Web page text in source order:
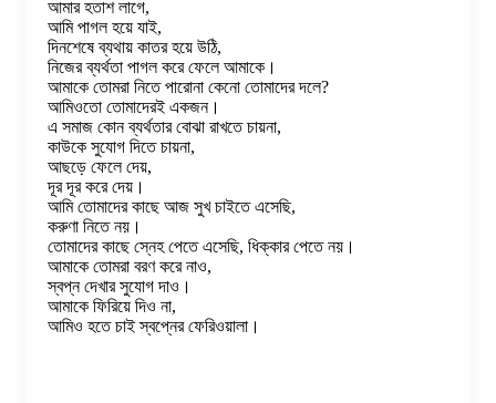
আমার হতাশ লাগে,
আমি পাগল হয়ে যাই,
দিনশেষে ব্যথায় কাতর হয়ে উঠি,
নিজের ব্যর্থতা পাগল করে ফেলে আমাকে।
আমাকে তোমরা নিতে পারোনা কেনো তোমাদের দলে?
আমিওতো তোমাদেরই একজন।
এ সমাজ কোন ব্যর্থতার বোঝা রাখতে চায়না,
কাউকে সুযোগ দিতে চায়না,
আছড়ে ফেলে দেয়,
দূর দূর করে দেয়।
আমি তোমাদের কাছে আজ সুখ চাইতে এসেছি,
করুণা নিতে নয়।
তোমাদের কাছে স্নেহ পেতে এসেছি, ধিক্কার পেতে নয়।
আমাকে তোমরা বরণ করে নাও,
স্বপ্ন দেখার সুযোগ দাও।
আমাকে ফিরিয়ে দিও না,
আমিও হতে চাই স্বপ্নের ফেরিওয়ালা।